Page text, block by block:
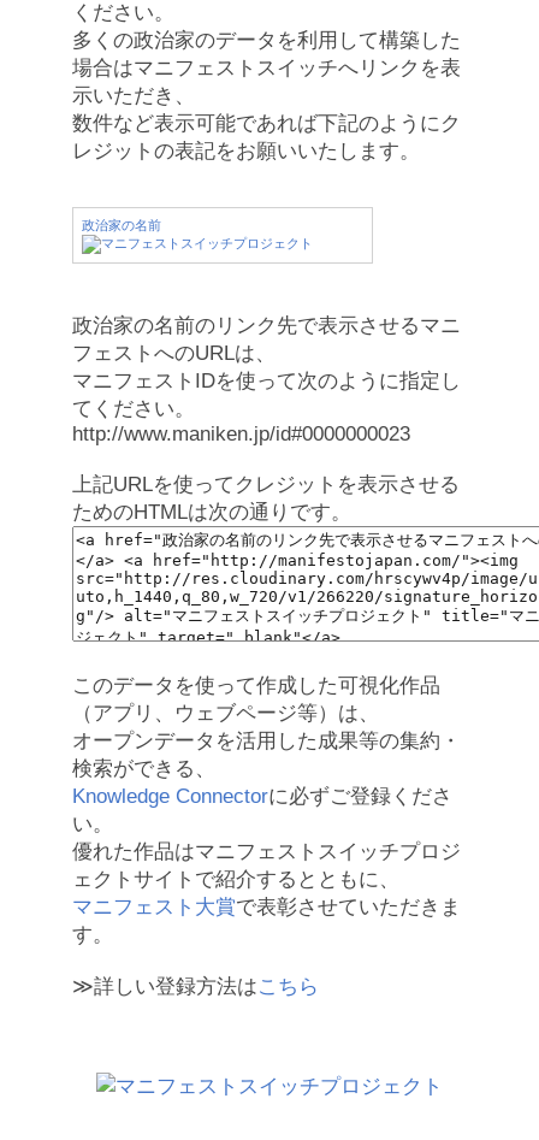
ください。
多くの政治家のデータを利用して構築した
場合はマニフェストスイッチへリンクを表
示いただき、
数件など表示可能であれば下記のようにク
レジットの表記をお願いいたします。
政治家の名前
政治家の名前のリンク先で表示させるマニ
フェストへのURLは、
マニフェストIDを使って次のように指定し
てください。
http://www.maniken.jp/id#0000000023
上記URLを使ってクレジットを表示させる
ためのHTMLは次の通りです。
このデータを使って作成した可視化作品
（アプリ、ウェブページ等）は、
オープンデータを活用した成果等の集約・
検索ができる、
Knowledge Connectorに必ずご登録くださ
い。
優れた作品はマニフェストスイッチプロジ
ェクトサイトで紹介するとともに、
マニフェスト大賞で表彰させていただきま
す。
≫詳しい登録方法はこちら